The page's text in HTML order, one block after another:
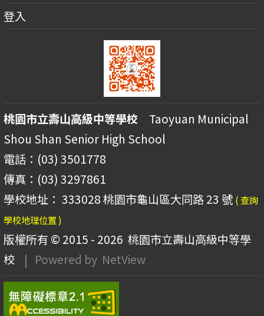
登入
桃園市立壽山高級中等學校 Taoyuan Municipal
Shou Shan Senior High School
電話：(03) 3501778
傳真：(03) 3297861
學校地址： 333028 桃園市龜山區大同路 23 號 ( 查詢
學校地理位置 )
版權所有 © 2015 - 2026 桃園市立壽山高級中等學
校
| Powered by NetView